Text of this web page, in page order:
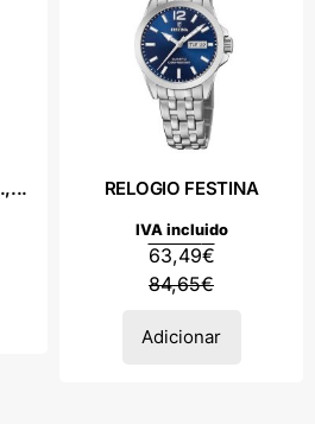
RELOGIO FESTINA
84,65€
63,49€
IVA incluido
Adicionar